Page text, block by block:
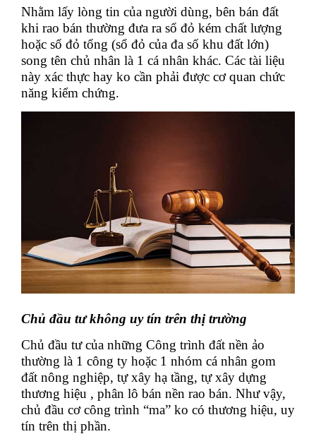
Nhằm lấy lòng tin của người dùng, bên bán đất
khi rao bán thường đưa ra sổ đỏ kém chất lượng
hoặc sổ đỏ tổng (sổ đỏ của đa số khu đất lớn)
song tên chủ nhân là 1 cá nhân khác. Các tài liệu
này xác thực hay ko cần phải được cơ quan chức
năng kiểm chứng.
Chủ đầu tư không uy tín trên thị trường
Chủ đầu tư của những Công trình đất nền ảo
thường là 1 công ty hoặc 1 nhóm cá nhân gom
đất nông nghiệp, tự xây hạ tầng, tự xây dựng
thương hiệu , phân lô bán nền rao bán. Như vậy,
chủ đầu cơ công trình “ma” ko có thương hiệu, uy
tín trên thị phần.